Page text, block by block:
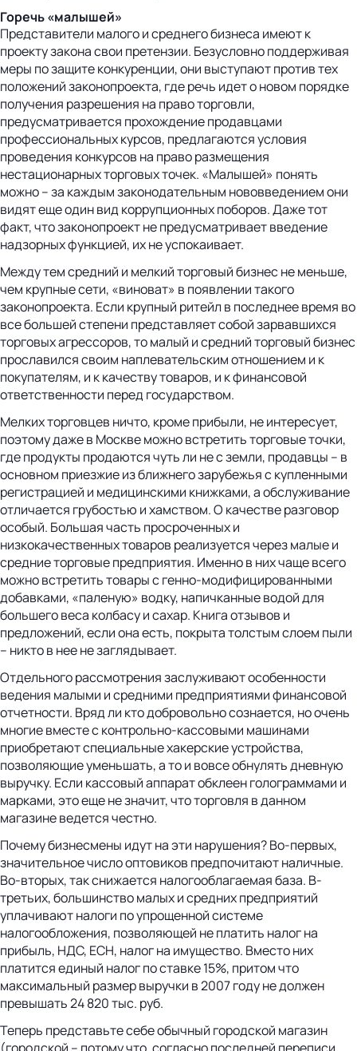
Горечь «малышей»
Представители малого и среднего бизнеса имеют к
проекту закона свои претензии. Безусловно поддерживая
меры по защите конкуренции, они выступают против тех
положений законопроекта, где речь идет о новом порядке
получения разрешения на право торговли,
предусматривается прохождение продавцами
профессиональных курсов, предлагаются условия
проведения конкурсов на право размещения
нестационарных торговых точек. «Малышей» понять
можно – за каждым законодательным нововведением они
видят еще один вид коррупционных поборов. Даже тот
факт, что законопроект не предусматривает введение
надзорных функцией, их не успокаивает.
Между тем средний и мелкий торговый бизнес не меньше,
чем крупные сети, «виноват» в появлении такого
законопроекта. Если крупный ритейл в последнее время во
все большей степени представляет собой зарвавшихся
торговых агрессоров, то малый и средний торговый бизнес
прославился своим наплевательским отношением и к
покупателям, и к качеству товаров, и к финансовой
ответственности перед государством.
Мелких торговцев ничто, кроме прибыли, не интересует,
поэтому даже в Москве можно встретить торговые точки,
где продукты продаются чуть ли не с земли, продавцы – в
основном приезжие из ближнего зарубежья с купленными
регистрацией и медицинскими книжками, а обслуживание
отличается грубостью и хамством. О качестве разговор
особый. Большая часть просроченных и
низкокачественных товаров реализуется через малые и
средние торговые предприятия. Именно в них чаще всего
можно встретить товары с генно-модифицированными
добавками, «паленую» водку, напичканные водой для
большего веса колбасу и сахар. Книга отзывов и
предложений, если она есть, покрыта толстым слоем пыли
– никто в нее не заглядывает.
Отдельного рассмотрения заслуживают особенности
ведения малыми и средними предприятиями финансовой
отчетности. Вряд ли кто добровольно сознается, но очень
многие вместе с контрольно-кассовыми машинами
приобретают специальные хакерские устройства,
позволяющие уменьшать, а то и вовсе обнулять дневную
выручку. Если кассовый аппарат обклеен голограммами и
марками, это еще не значит, что торговля в данном
магазине ведется честно.
Почему бизнесмены идут на эти нарушения? Во-первых,
значительное число оптовиков предпочитают наличные.
Во-вторых, так снижается налогооблагаемая база. В-
третьих, большинство малых и средних предприятий
уплачивают налоги по упрощенной системе
налогообложения, позволяющей не платить налог на
прибыль, НДС, ЕСН, налог на имущество. Вместо них
платится единый налог по ставке 15%, притом что
максимальный размер выручки в 2007 году не должен
превышать 24 820 тыс. руб.
Теперь представьте себе обычный городской магазин
(городской – потому что, согласно последней переписи